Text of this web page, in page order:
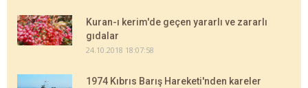
Kuran-ı kerim'de geçen yararlı ve zararlı
gıdalar
24.10.2018 18:07:58
1974 Kıbrıs Barış Hareketi'nden kareler